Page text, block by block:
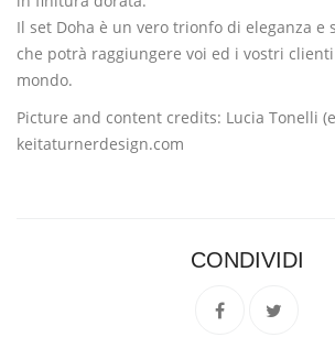
Il set Doha è un vero trionfo di eleganza e
che potrà raggiungere voi ed i vostri
mondo.
Picture and content credits: Lucia Tonelli
keitaturnerdesign.com
CONDIVIDI